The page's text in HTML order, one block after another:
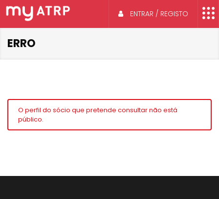
ENTRAR / REGISTO
ERRO
O perfil do sócio que pretende consultar não está
público.